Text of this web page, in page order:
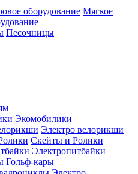
Мягкое
Песочницы
Экомобилики
Электро велорикши
Скейты и Ролики
Электропитбайки
Гольф-кары